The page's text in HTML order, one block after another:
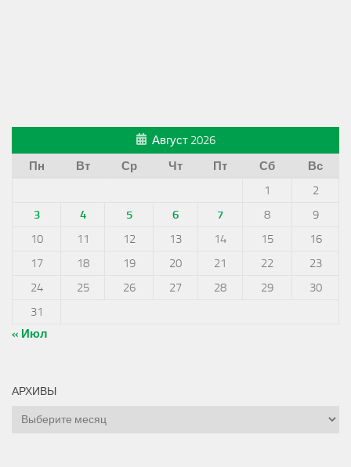
Август 2026
Пн
Вт Ср Чт Пт Сб
Вс
1
2
3
4 5 6 7 8
9
10
11 12 13 14 15
16
17
18 19 20 21 22
23
24
25 26 27 28 29
30
31
« Июл
АРХИВЫ
Архивы